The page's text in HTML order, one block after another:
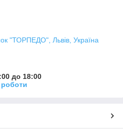
"ТОРПЕДО", Львів, Україна
до 18:00
роботи